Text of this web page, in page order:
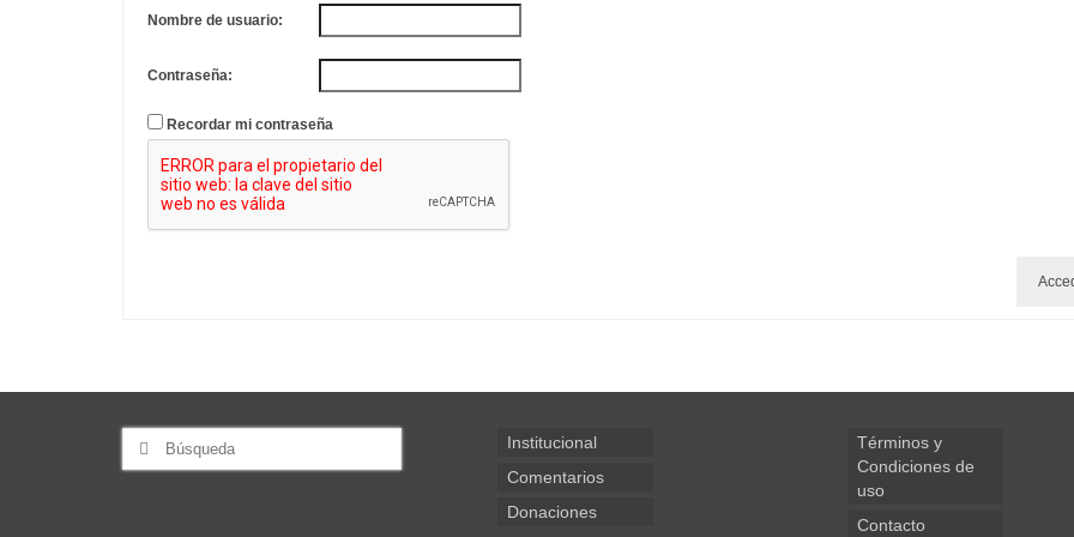
Nombre de usuario:
Contraseña:
Recordar mi contraseña
Buscar
Institucional
Comentarios
Donaciones
Términos y
Condiciones de
uso
Contacto